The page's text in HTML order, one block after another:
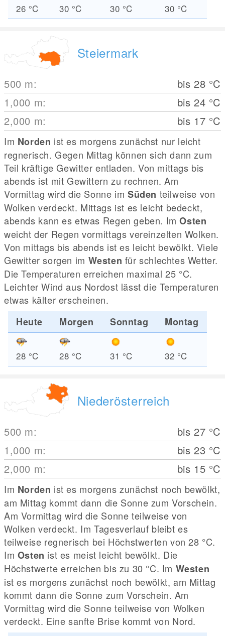
26 °C 30 °C 30 °C 30 °C
Steiermark
500 m: bis 28 °C
1,000 m: bis 24 °C
2,000 m: bis 17 °C
Im Norden ist es morgens zunächst nur leicht
regnerisch. Gegen Mittag können sich dann zum
Teil kräftige Gewitter entladen. Von mittags bis
abends ist mit Gewittern zu rechnen. Am
Vormittag wird die Sonne im Süden teilweise von
Wolken verdeckt. Mittags ist es leicht bedeckt,
abends kann es etwas Regen geben. ImOsten
weicht der Regen vormittags vereinzelten Wolken.
Von mittags bis abends ist es leicht bewölkt. Viele
Gewitter sorgen im Westen für schlechtes Wetter.
Die Temperaturen erreichen maximal 25 °C.
Leichter Wind aus Nordost lässt die Temperaturen
etwas kälter erscheinen.
Heute
Morgen Sonntag Montag
28 °C 28 °C 31 °C 32 °C
Niederösterreich
500 m: bis 27 °C
1,000 m: bis 23 °C
2,000 m: bis 15 °C
Im Norden ist es morgens zunächst noch bewölkt,
am Mittag kommt dann die Sonne zum Vorschein.
Am Vormittag wird die Sonne teilweise von
Wolken verdeckt. Im Tagesverlauf bleibt es
teilweise regnerisch bei Höchstwerten von 28 °C.
Im Osten ist es meist leicht bewölkt. Die
Höchstwerte erreichen bis zu 30 °C. Im Westen
ist es morgens zunächst noch bewölkt, am Mittag
kommt dann die Sonne zum Vorschein. Am
Vormittag wird die Sonne teilweise von Wolken
verdeckt. Eine sanfte Brise kommt von Nord.